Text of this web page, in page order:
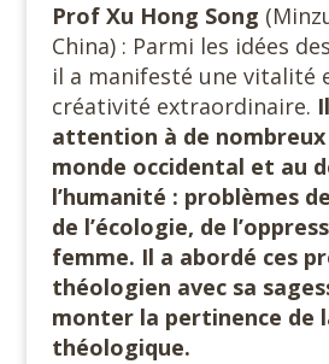
Prof Xu Hong Song
China) : Parmi les idées
il a manifesté une vitalité
créativité extraordinaire.
attention à de nombreux
monde occidental et au
l’humanité : problèmes
de l’écologie, de
femme. Il a abordé ces
théologien avec sa
monter la pertinence de
théologique.